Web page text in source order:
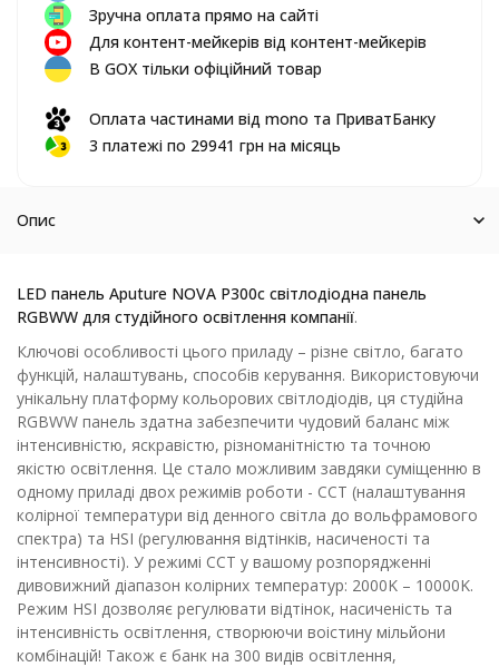
Зручна оплата прямо на сайті
Для контент-мейкерів від контент-мейкерів
В GOX тільки офіційний товар
Оплата частинами від mono та ПриватБанку
3 платежі по 29941 грн на місяць
Опис
LED панель Aputure NOVA P300c світлодіодна панель
RGBWW для студійного освітлення компанії.
Ключові особливості цього приладу – різне світло, багато
функцій, налаштувань, способів керування. Використовуючи
унікальну платформу кольорових світлодіодів, ця студійна
RGBWW панель здатна забезпечити чудовий баланс між
інтенсивністю, яскравістю, різноманітністю та точною
якістю освітлення. Це стало можливим завдяки суміщенню в
одному приладі двох режимів роботи - CCT (налаштування
колірної температури від денного світла до вольфрамового
спектра) та HSI (регулювання відтінків, насиченості та
інтенсивності). У режимі CCT у вашому розпорядженні
дивовижний діапазон колірних температур: 2000K – 10000K.
Режим HSI дозволяє регулювати відтінок, насиченість та
інтенсивність освітлення, створюючи воістину мільйони
комбінацій! Також є банк на 300 видів освітлення,